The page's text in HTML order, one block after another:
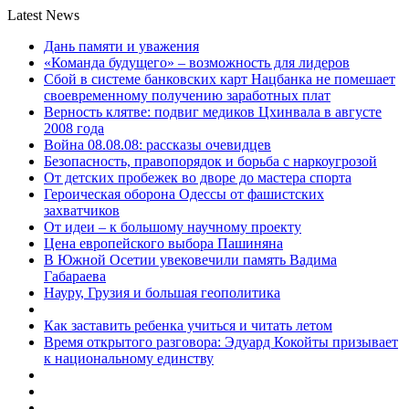
Latest News
Дань памяти и уважения
«Команда будущего» – возможность для лидеров
Сбой в системе банковских карт Нацбанка не помешает
своевременному получению заработных плат
Верность клятве: подвиг медиков Цхинвала в августе
2008 года
Война 08.08.08: рассказы очевидцев
Безопасность, правопорядок и борьба с наркоугрозой
От детских пробежек во дворе до мастера спорта
Героическая оборона Одессы от фашистских
захватчиков
От идеи – к большому научному проекту
Цена европейского выбора Пашиняна
В Южной Осетии увековечили память Вадима
Габараева
Науру, Грузия и большая геополитика
Как заставить ребенка учиться и читать летом
Время открытого разговора: Эдуард Кокойты призывает
к национальному единству